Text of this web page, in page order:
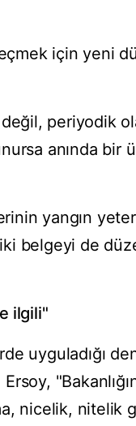
için yeni
periyodik
anında bir
yangın
belgeyi de
ilgili"
uyguladığı
nicelik, nitelik